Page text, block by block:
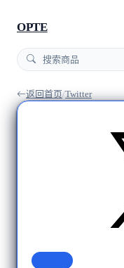
OPTE
返回首页/Twitter